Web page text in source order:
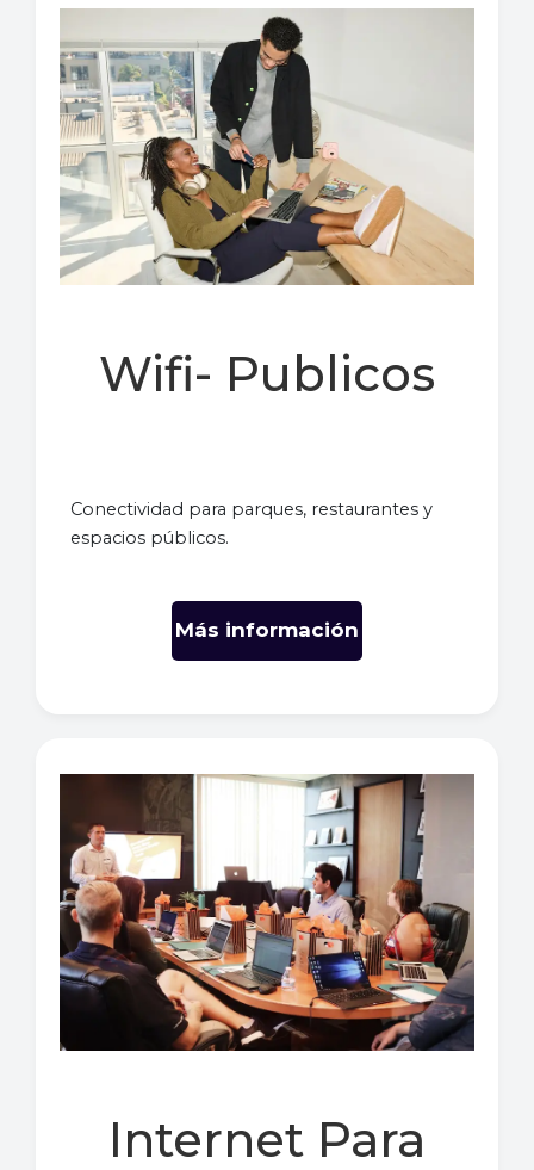
Wifi- Publicos
Conectividad para parques, restaurantes y
espacios públicos.
Más información
Internet Para